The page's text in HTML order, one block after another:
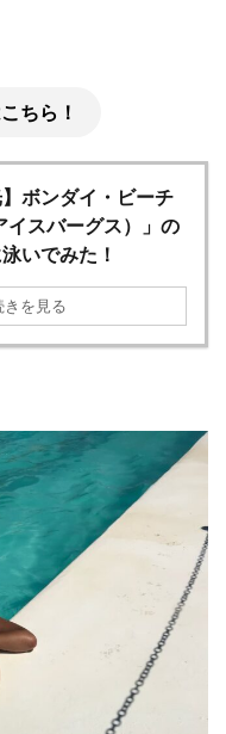
ちら！
】ボンダイ・ビーチ
イスバーグス）」の
いでみた！
きを見る